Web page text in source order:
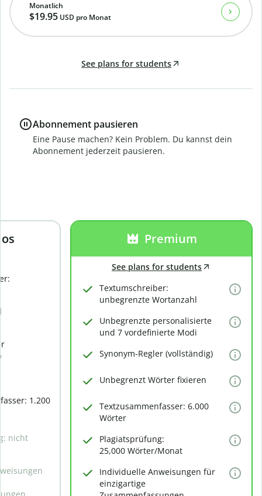
1.200
nicht
Premium
See plans for students
Textumschreiber:
unbegrenzte Wortanzahl
Unbegrenzte personalisierte
und 7 vordefinierte Modi
Synonym-Regler (vollständig)
Unbegrenzt Wörter fixieren
Textzusammenfasser: 6.000
Wörter
Plagiatsprüfung:
25,000 Wörter/Monat
Individuelle Anweisungen für
einzigartige
Monatlich
$19.95 USD pro Monat
See plans for students
Abonnement pausieren
Eine Pause machen? Kein Problem. Du kannst dein
Abonnement jederzeit pausieren.